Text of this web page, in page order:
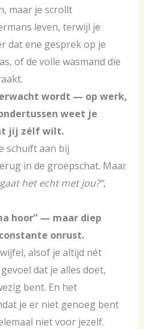
maar je scrollt
leven, terwijl je
dat ene gesprek op je
of de volle wasmand die
wordt — op werk,
weet je
jij zélf wilt.
schuift aan bij
in de groepschat. Maar
het echt met jou?”,
hoor” — maar diep
onrust.
alsof je altijd nét
dat je alles doet,
bent. En het
je er niet genoeg bent
niet voor jezelf.